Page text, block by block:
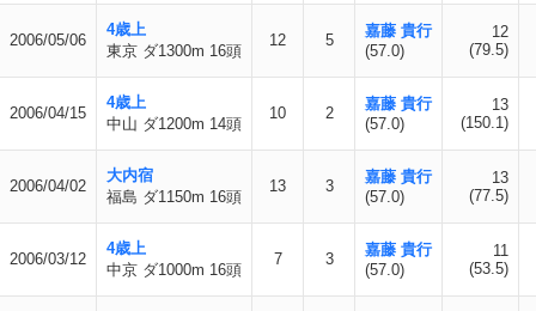
2006/05/06
4歳上
東京 ダ1300m 16頭
12 5
嘉藤 貴行
(57.0)
12
(79.5)
2006/04/15
4歳上
中山 ダ1200m 14頭
10 2
嘉藤 貴行
(57.0)
13
(150.1)
2006/04/02
大内宿
福島 ダ1150m 16頭
13 3
嘉藤 貴行
(57.0)
13
(77.5)
2006/03/12
4歳上
中京 ダ1000m 16頭
7 3
嘉藤 貴行
(57.0)
11
(53.5)